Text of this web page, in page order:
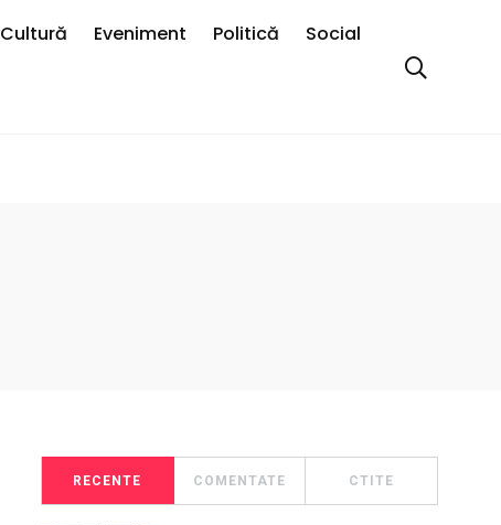
Cultură Eveniment Politică
Social
RECENTE COMENTATE CTITE